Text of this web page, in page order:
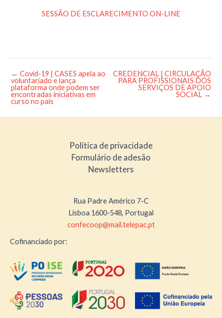
SESSÃO DE ESCLARECIMENTO ON-LINE
Post
navigation
← Covid-19 | CASES apela ao
voluntariado e lança
plataforma onde podem ser
encontradas iniciativas em
curso no país
CREDENCIAL | CIRCULAÇÃO
PARA PROFISSIONAIS DOS
SERVIÇOS DE APOIO
SOCIAL →
Política de privacidade
Formulário de adesão
Newsletters
Rua Padre Américo 7-C
Lisboa 1600-548, Portugal
confecoop@mail.telepac.pt
Cofinanciado por: